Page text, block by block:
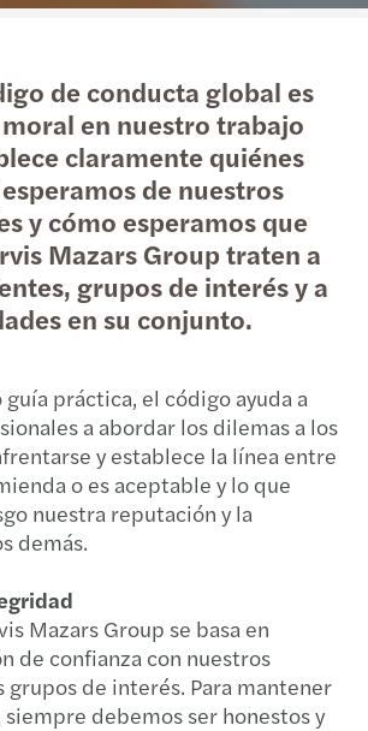
de conducta global es
en nuestro trabajo
claramente quiénes
de nuestros
y cómo esperamos que
Mazars Group traten a
grupos de interés y a
en su conjunto.
práctica, el código ayuda a
a abordar los dilemas a los
y establece la línea entre
o es aceptable y lo que
nuestra reputación y la
demás.
Mazars Group se basa en
de confianza con nuestros
grupos de interés. Para mantener
siempre debemos ser honestos y